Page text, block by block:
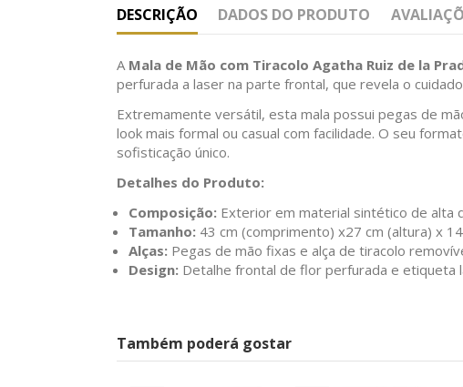
DESCRIÇÃO DADOS DO PRODUTO
A Mala de Mão com Tiracolo Agatha Ruiz de la
perfurada a laser na parte frontal, que revela o
Extremamente versátil, esta mala possui pegas de
look mais formal ou casual com facilidade. O seu
sofisticação único.
Detalhes do Produto:
Composição: Exterior em material sintético de alta
Tamanho: 43 cm (comprimento) x27 cm (altura) x
Alças: Pegas de mão fixas e alça de tiracolo
Design: Detalhe frontal de flor perfurada e etiqueta
Também poderá gostar